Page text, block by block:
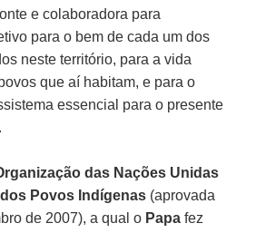
e colaboradora para
para o bem de cada um dos
neste território, para a vida
que aí habitam, e para o
essencial para o presente
das Nações Unidas
Povos Indígenas (aprovada
de 2007), a qual o Papa fez